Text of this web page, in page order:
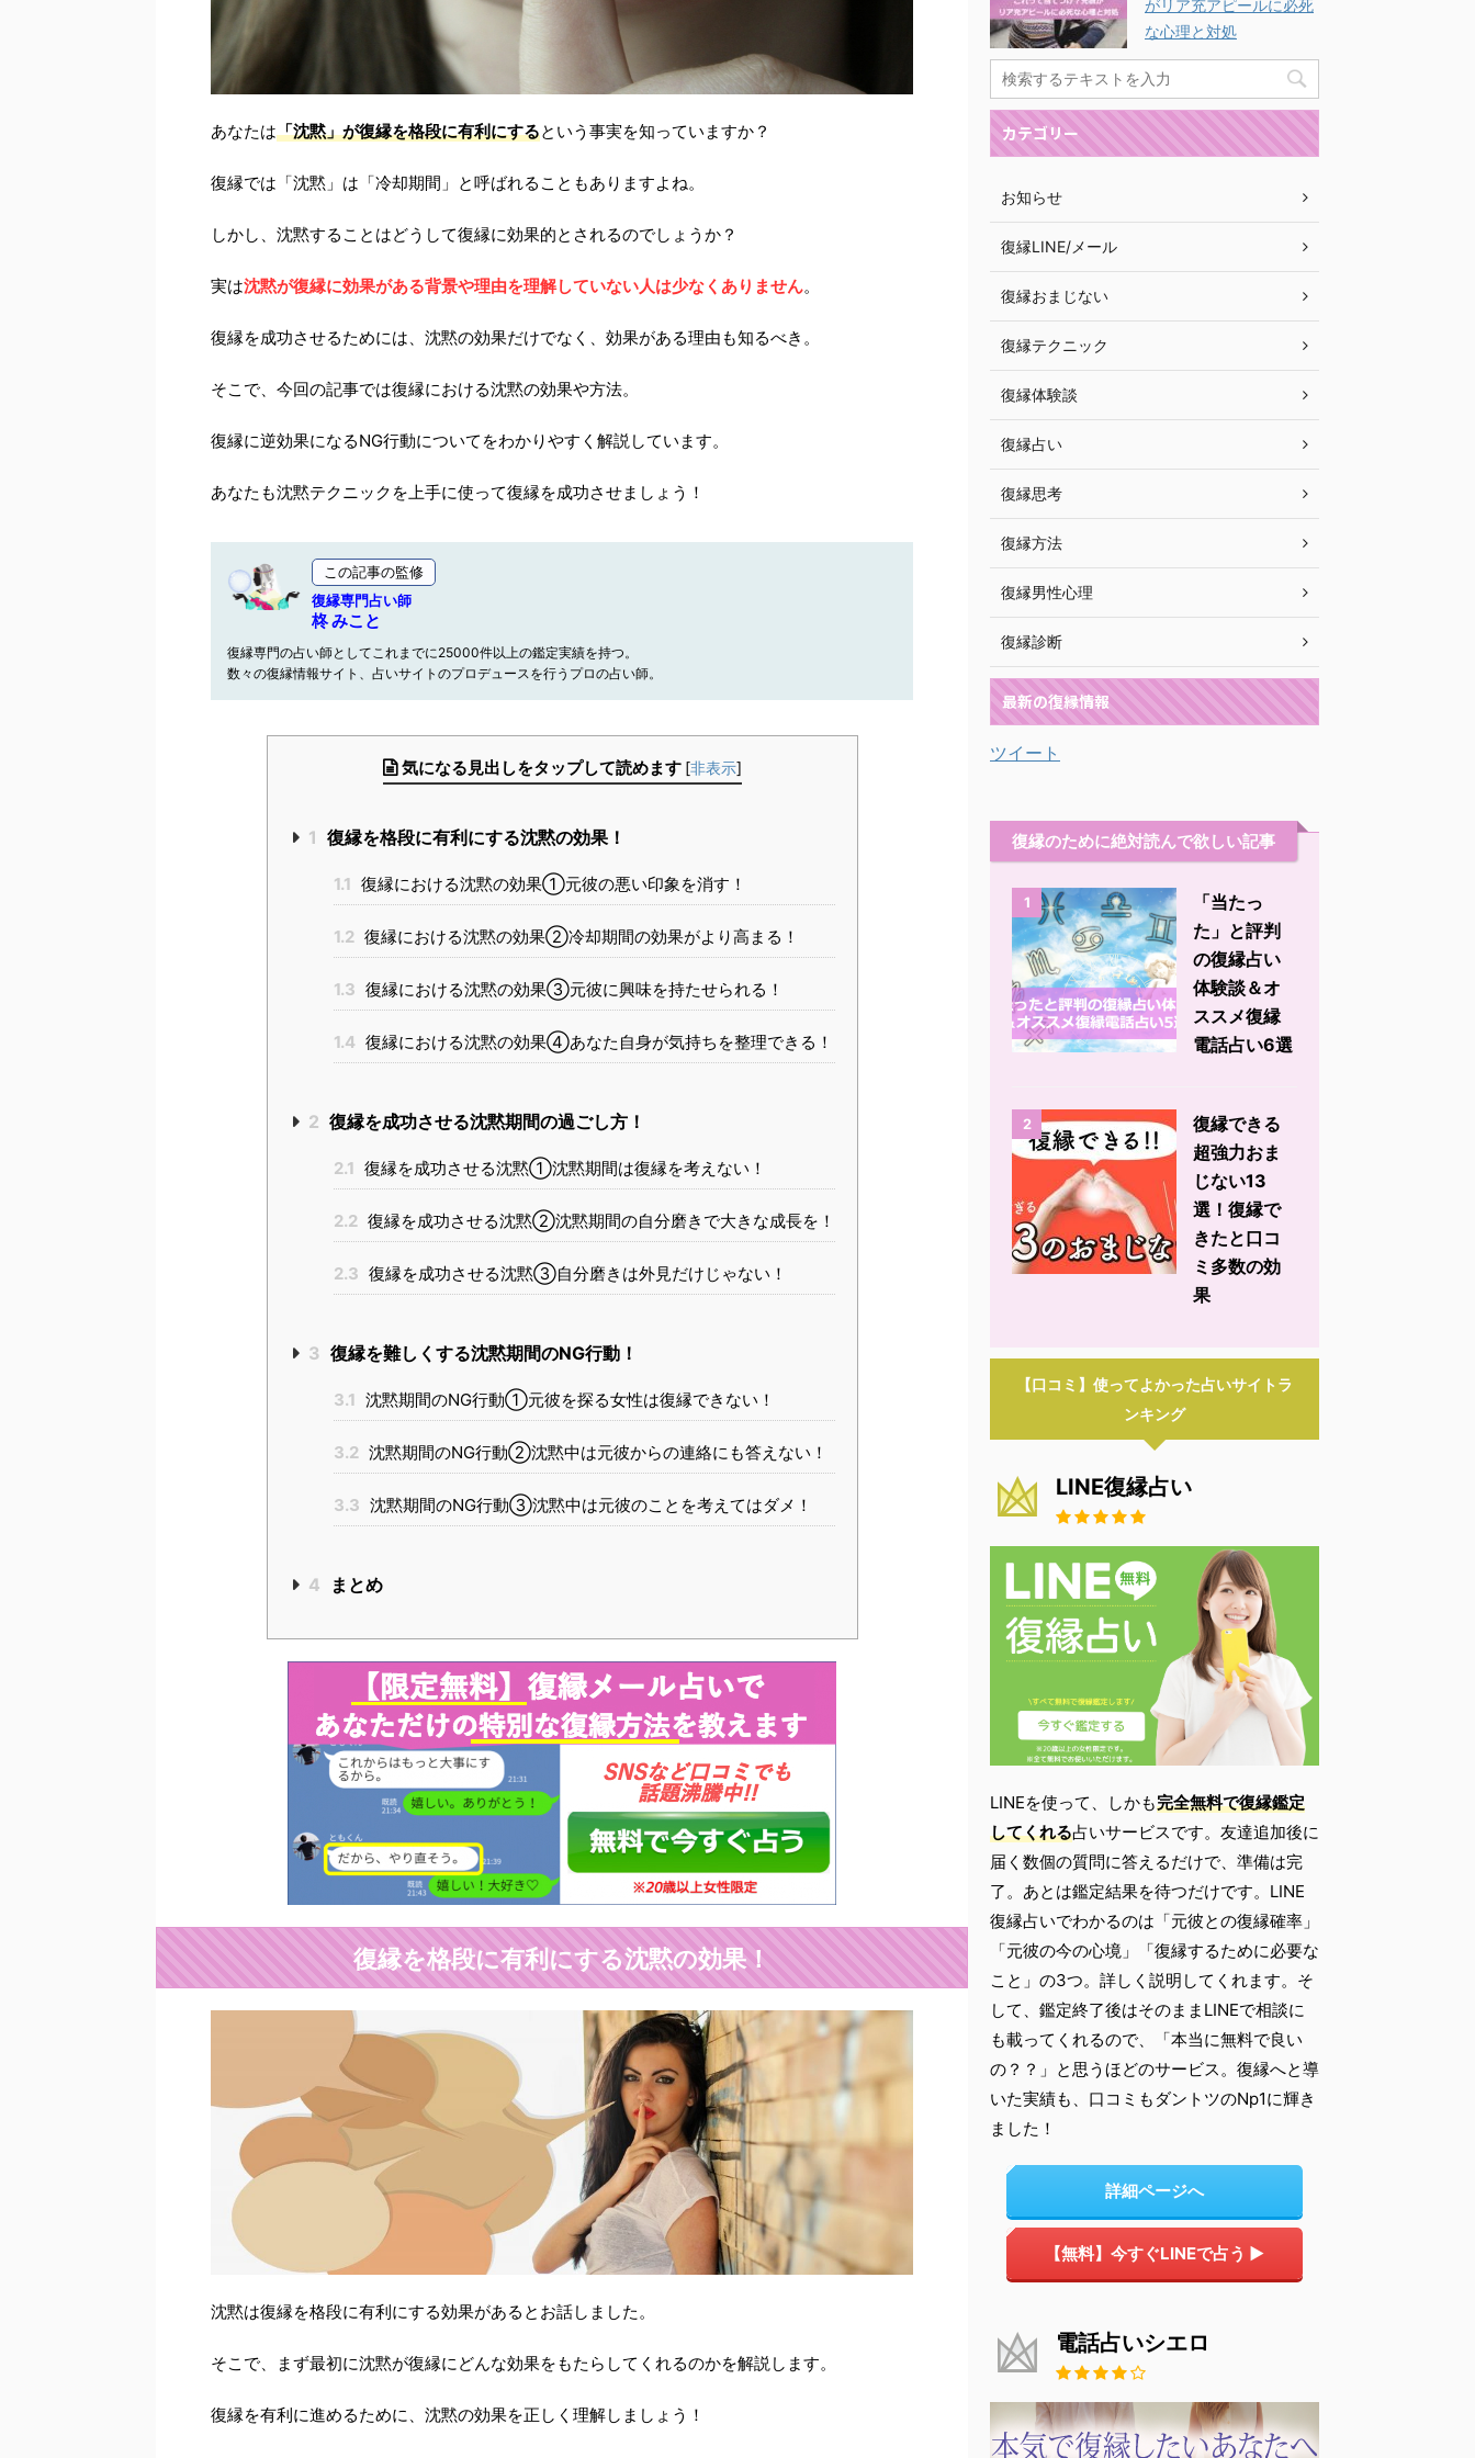
あなたは「沈黙」が復縁を格段に有利にするという事実を知っていますか？
復縁では「沈黙」は「冷却期間」と呼ばれることもありますよね。
しかし、沈黙することはどうして復縁に効果的とされるのでしょうか？
実は沈黙が復縁に効果がある背景や理由を理解していない人は少なくありません。
復縁を成功させるためには、沈黙の効果だけでなく、効果がある理由も知るべき。
そこで、今回の記事では復縁における沈黙の効果や方法。
復縁に逆効果になるNG行動についてをわかりやすく解説しています。
あなたも沈黙テクニックを上手に使って復縁を成功させましょう！
この記事の監修
復縁専門占い師
柊 みこと
復縁専門の占い師としてこれまでに25000件以上の鑑定実績を持つ。
数々の復縁情報サイト、占いサイトのプロデュースを行うプロの占い師。
気になる見出しをタップして読めます [非表示]
1 復縁を格段に有利にする沈黙の効果！
1.1 復縁における沈黙の効果①元彼の悪い印象を消す！
1.2 復縁における沈黙の効果②冷却期間の効果がより高まる！
1.3 復縁における沈黙の効果③元彼に興味を持たせられる！
1.4 復縁における沈黙の効果④あなた自身が気持ちを整理できる！
2 復縁を成功させる沈黙期間の過ごし方！
2.1 復縁を成功させる沈黙①沈黙期間は復縁を考えない！
2.2 復縁を成功させる沈黙②沈黙期間の自分磨きで大きな成長を！
2.3 復縁を成功させる沈黙③自分磨きは外見だけじゃない！
3 復縁を難しくする沈黙期間のNG行動！
3.1 沈黙期間のNG行動①元彼を探る女性は復縁できない！
3.2 沈黙期間のNG行動②沈黙中は元彼からの連絡にも答えない！
3.3 沈黙期間のNG行動③沈黙中は元彼のことを考えてはダメ！
4 まとめ
復縁を格段に有利にする沈黙の効果！
沈黙は復縁を格段に有利にする効果があるとお話しました。
そこで、まず最初に沈黙が復縁にどんな効果をもたらしてくれるのかを解説します。
復縁を有利に進めるために、沈黙の効果を正しく理解しましょう！
がリア充アピールに必死
な心理と対処
カテゴリー
お知らせ
復縁LINE/メール
復縁おまじない
復縁テクニック
復縁体験談
復縁占い
復縁思考
復縁方法
復縁男性心理
復縁診断
最新の復縁情報
ツイート
復縁のために絶対読んで欲しい記事
1
「当たっ
た」と評判
の復縁占い
体験談＆オ
ススメ復縁
電話占い6選
2
復縁できる
超強力おま
じない13
選！復縁で
きたと口コ
ミ多数の効
果
【口コミ】使ってよかった占いサイトラ
ンキング
LINE復縁占い
LINEを使って、しかも完全無料で復縁鑑定
してくれる占いサービスです。友達追加後に
届く数個の質問に答えるだけで、準備は完
了。あとは鑑定結果を待つだけです。LINE
復縁占いでわかるのは「元彼との復縁確率」
「元彼の今の心境」「復縁するために必要な
こと」の3つ。詳しく説明してくれます。そ
して、鑑定終了後はそのままLINEで相談に
も載ってくれるので、「本当に無料で良い
の？？」と思うほどのサービス。復縁へと導
いた実績も、口コミもダントツのNp1に輝き
ました！
詳細ページへ
【無料】今すぐLINEで占う ▶
電話占いシエロ